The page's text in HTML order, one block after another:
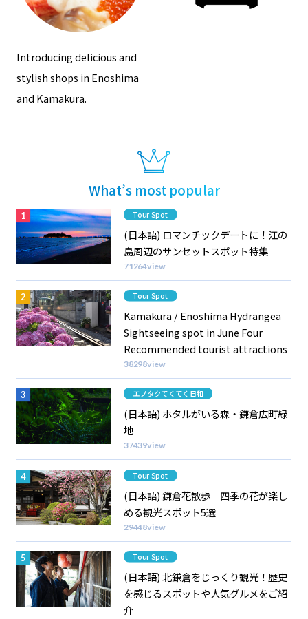
Introducing delicious and
stylish shops in Enoshima
and Kamakura.
What’s most popular
(日本語) ロマンチックデートに！江の
島周辺のサンセットスポット特集
71264view
Category
Tour Spot
Kamakura / Enoshima Hydrangea
Sightseeing spot in June Four
Recommended tourist attractions
38298view
Category
Tour Spot
(日本語) ホタルがいる森・鎌倉広町緑
地
37439view
Category
エノタクてくてく日和
(日本語) 鎌倉花散歩 四季の花が楽し
める観光スポット5選
29448view
Category
Tour Spot
(日本語) 北鎌倉をじっくり観光！歴史
を感じるスポットや人気グルメをご紹
介
Category
Tour Spot